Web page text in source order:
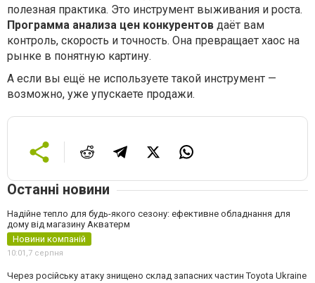
полезная практика. Это инструмент выживания и роста.
Программа анализа цен конкурентов даёт вам
контроль, скорость и точность. Она превращает хаос на
рынке в понятную картину.
А если вы ещё не используете такой инструмент —
возможно, уже упускаете продажи.
Останні новини
Надійне тепло для будь-якого сезону: ефективне обладнання для
дому від магазину Акватерм
Новини компаній
10:01,7 серпня
Через російську атаку знищено склад запасних частин Toyota Ukraine